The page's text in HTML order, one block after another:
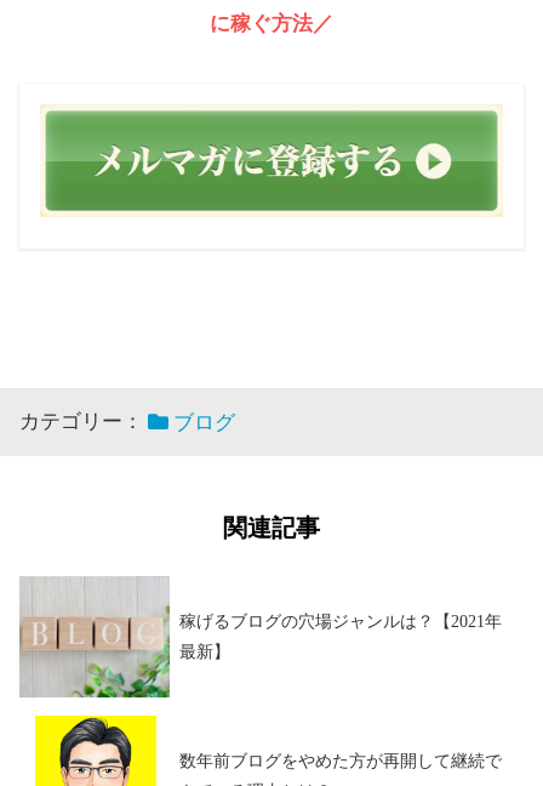
に稼ぐ方法／
カテゴリー： ブログ
関連記事
稼げるブログの穴場ジャンルは？【2021年
最新】
数年前ブログをやめた方が再開して継続で